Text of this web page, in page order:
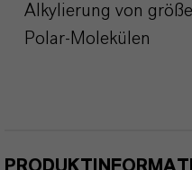
Alkylierung von
Polar-Molekülen